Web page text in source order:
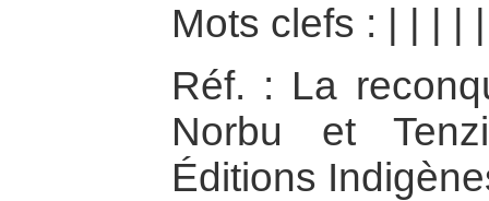
Mots clefs :
Réf. : La
Norbu et
Éditions